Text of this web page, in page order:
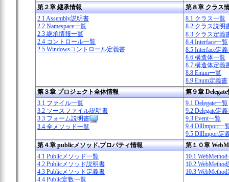
第２章 継承情報
第８章 クラス
2.1 Assembly説明書
2.2 Namespace一覧
2.3 継承情報一覧
2.4 コントロール一覧
2.5 Windowsコントロール定義書
8.1 クラス一覧
8.2 クラス説明
8.3 クラス定義
8.4 Interface一覧
8.5 Interface定
8.6 構造体一覧
8.7 構造体定義
8.8 Enum一覧
8.9 Enum定義書
第３章 プロジェクト全体情報
第９章
3.1 ファイル一覧
3.2 ソースファイル説明書
3.3 フォーム説明書
3.4 全メソッド一覧
9.1 Delegate一覧
9.2 Delegate定
9.3 Event一覧
9.4 DllImport一
9.5 DllImport定
第４章 publicメソッド,プロパティ情報
第１０章
4.1 Publicメソッド一覧
4.2 Publicメソッド説明書
4.3 Publicメソッド定義書
4.4 Public定数一覧
10.1
10.2
10.3